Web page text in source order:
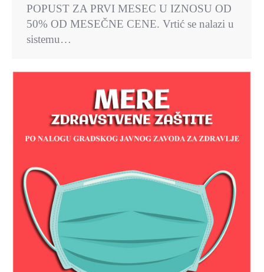
POPUST ZA PRVI MESEC U IZNOSU OD
50% OD MESEČNE CENE. Vrtić se nalazi u
sistemu…